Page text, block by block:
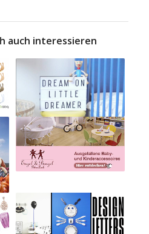
auch interessieren